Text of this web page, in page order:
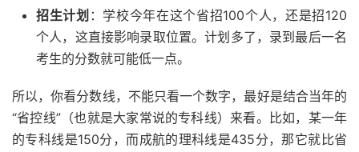
招生计划 ：学校今年在这个省招100个人，还是招120
个人，这直接影响录取位置。计划多了，录到最后一名
考生的分数就可能低一点。
所以，你看分数线，不能只看一个数字，最好是结合当年的
“省控线”（也就是大家常说的专科线）来看。比如，某一年
的专科线是150分，而成航的理科线是435分，那它就比省